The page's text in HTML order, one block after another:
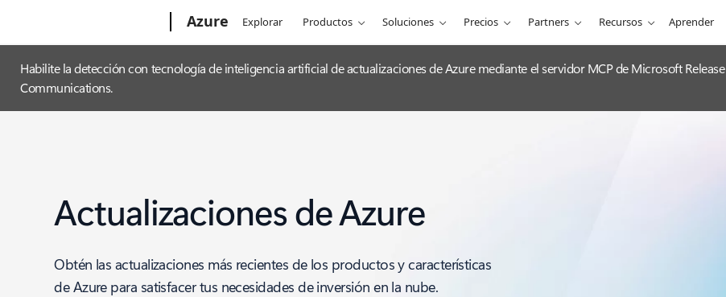
Azure Explorar Productos Soluciones Precios Partners Recursos Aprender
Habilite la detección con tecnología de inteligencia artificial de actualizaciones de Azure mediante el servidor MCP de Microsoft Release
Communications.
Actualizaciones de Azure
Obtén las actualizaciones más recientes de los productos y características
de Azure para satisfacer tus necesidades de inversión en la nube.